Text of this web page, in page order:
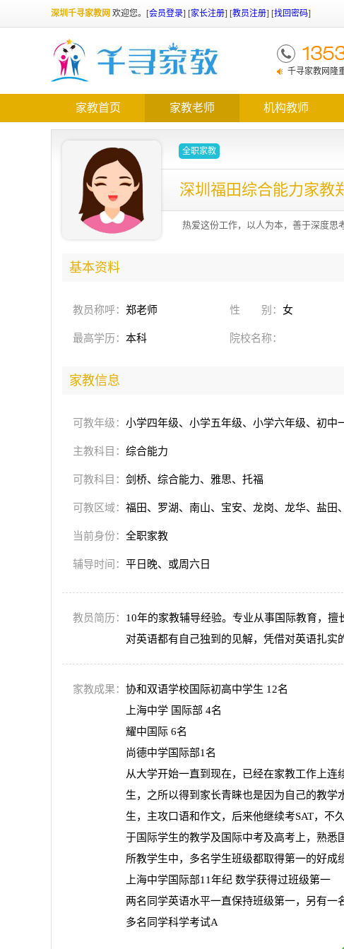
深圳千寻家教网 欢迎您。 [会员登录] [家长注册] [教员注册] [找回密码]
千寻家教网隆
家教首页 家教老师 机构教师
全职家教
深圳福田综合能力家教
热爱这份工作，以人为本，善于深度思
基本资料
教员称呼： 郑老师 性 别： 女
最高学历： 本科 院校名称：
家教信息
可教年级： 小学四年级、小学五年级、小学六年级、初
主教科目： 综合能力
可教科目： 剑桥、综合能力、雅思、托福
可教区域： 福田、罗湖、南山、宝安、龙岗、龙华、盐田
当前身份： 全职家教
辅导时间： 平日晚、或周六日
教员简历： 10年的家教辅导经验。专业从事国际教育，
对英语都有自己独到的见解，凭借对英语扎实
家教成果： 协和双语学校国际初高中学生 12名
上海中学 国际部 4名
耀中国际 6名
尚德中学国际部1名
从大学开始一直到现在，已经在家教工作上
生，之所以得到家长青睐也是因为自己的教
生，主攻口语和作文，后来他继续考SAT，不
于国际学生的教学及国际中考及高考上，熟悉
所教学生中，多名学生班级都取得第一的好成
上海中学国际部11年纪 数学获得过班级第一
两名同学英语水平一直保持班级第一，另有一
多名同学科学考试A